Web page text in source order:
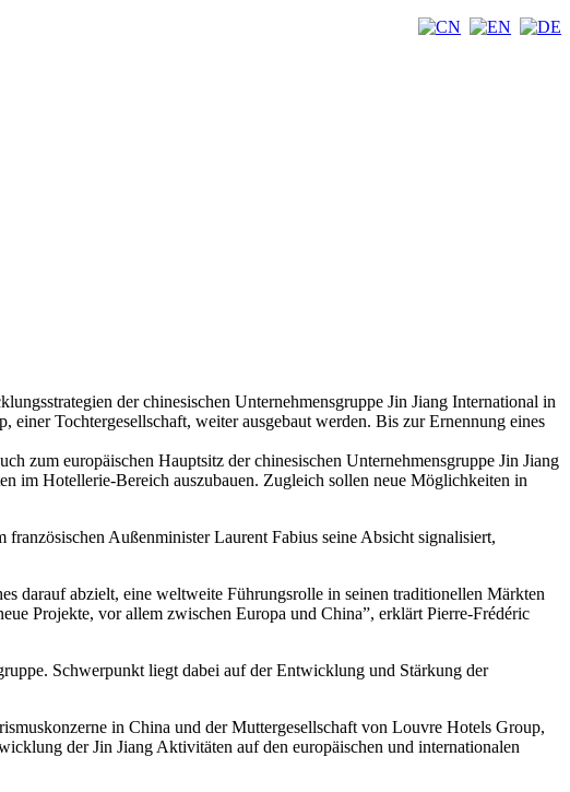
der chinesischen Unternehmensgruppe Jin Jiang International in
Tochtergesellschaft, weiter ausgebaut werden. Bis zur Ernennung eines
zum europäischen Hauptsitz der chinesischen Unternehmensgruppe Jin Jiang
im Hotellerie-Bereich auszubauen. Zugleich sollen neue Möglichkeiten in
Außenminister Laurent Fabius seine Absicht signalisiert,
darauf abzielt, eine weltweite Führungsrolle in seinen traditionellen Märkten
Projekte, vor allem zwischen Europa und China”, erklärt Pierre-Frédéric
Schwerpunkt liegt dabei auf der Entwicklung und Stärkung der
in China und der Muttergesellschaft von Louvre Hotels Group,
der Jin Jiang Aktivitäten auf den europäischen und internationalen